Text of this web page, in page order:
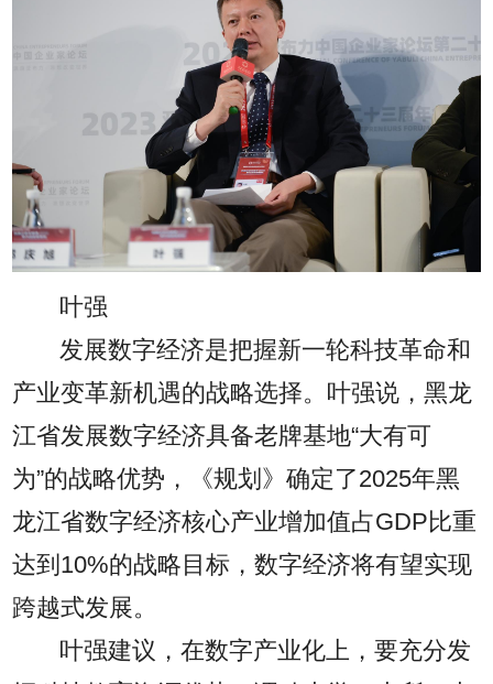
叶强
发展数字经济是把握新一轮科技革命和
产业变革新机遇的战略选择。叶强说，黑龙
江省发展数字经济具备老牌基地“大有可
为”的战略优势，《规划》确定了2025年黑
龙江省数字经济核心产业增加值占GDP比重
达到10%的战略目标，数字经济将有望实现
跨越式发展。
叶强建议，在数字产业化上，要充分发